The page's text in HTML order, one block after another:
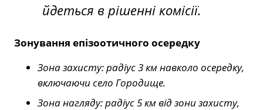
йдеться в рішенні комісії.
Зонування епізоотичного осередку
Зона захисту: радіус 3 км навколо осередку,
включаючи село Городище.
Зона нагляду: радіус 5 км від зони захисту,